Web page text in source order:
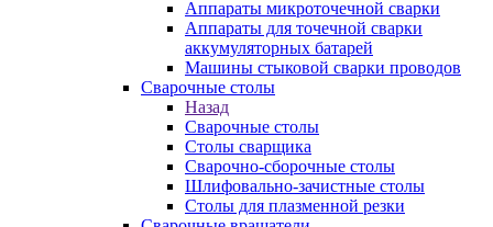
Аппараты микроточечной сварки
Аппараты для точечной сварки
аккумуляторных батарей
Машины стыковой сварки проводов
Сварочные столы
Назад
Сварочные столы
Столы сварщика
Сварочно-сборочные столы
Шлифовально-зачистные столы
Столы для плазменной резки